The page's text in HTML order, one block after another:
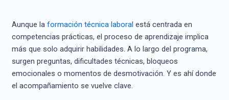
Aunque la formación técnica laboral está centrada en
competencias prácticas, el proceso de aprendizaje implica
más que solo adquirir habilidades. A lo largo del programa,
surgen preguntas, dificultades técnicas, bloqueos
emocionales o momentos de desmotivación. Y es ahí donde
el acompañamiento se vuelve clave.